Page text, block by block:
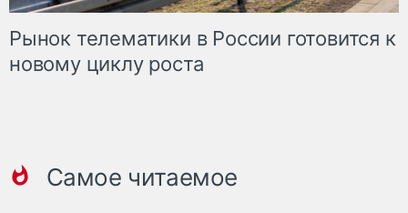
Рынок телематики в России готовится к
новому циклу роста
Самое читаемое